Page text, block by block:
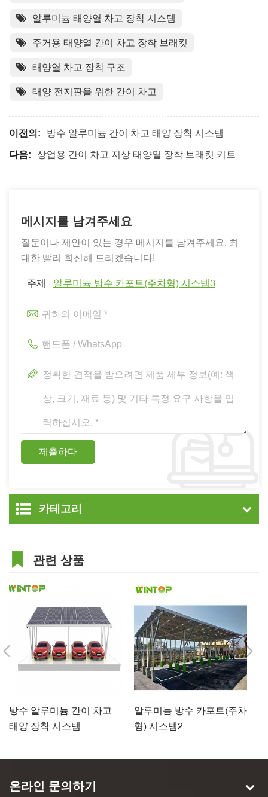
알루미늄 태양열 차고 장착 시스템
주거용 태양열 간이 차고 장착 브래킷
태양열 차고 장착 구조
태양 전지판을 위한 간이 차고
이전의: 방수 알루미늄 간이 차고 태양 장착 시스템
다음: 상업용 간이 차고 지상 태양열 장착 브래킷 키트
메시지를 남겨주세요
질문이나 제안이 있는 경우 메시지를 남겨주세요. 최
대한 빨리 회신해 드리겠습니다!
주제 : 알루미늄 방수 카포트(주차형) 시스템3
카테고리
관련 상품
방수 알루미늄 간이 차고
태양 장착 시스템
알루미늄 방수 카포트(주차
형) 시스템2
온라인 문의하기